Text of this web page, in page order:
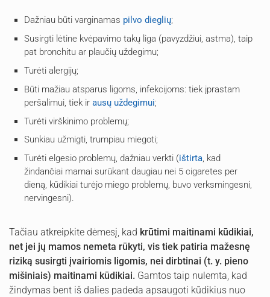
Dažniau būti varginamas pilvo dieglių;
Susirgti lėtine kvėpavimo takų liga (pavyzdžiui, astma), taip
pat bronchitu ar plaučių uždegimu;
Turėti alergijų;
Būti mažiau atsparus ligoms, infekcijoms: tiek įprastam
peršalimui, tiek ir ausų uždegimui;
Turėti virškinimo problemų;
Sunkiau užmigti, trumpiau miegoti;
Turėti elgesio problemų, dažniau verkti (ištirta, kad
žindančiai mamai surūkant daugiau nei 5 cigaretes per
dieną, kūdikiai turėjo miego problemų, buvo verksmingesni,
nervingesni).
Tačiau atkreipkite dėmesį, kad krūtimi maitinami kūdikiai,
net jei jų mamos nemeta rūkyti, vis tiek patiria mažesnę
riziką susirgti įvairiomis ligomis, nei dirbtinai (t. y. pieno
mišiniais) maitinami kūdikiai. Gamtos taip nulemta, kad
žindymas bent iš dalies padeda apsaugoti kūdikius nuo